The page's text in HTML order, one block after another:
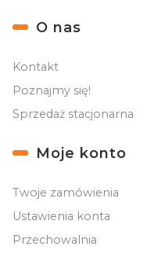
O nas
Kontakt
Poznajmy się!
Sprzedaż stacjonarna
Moje konto
Twoje zamówienia
Ustawienia konta
Przechowalnia